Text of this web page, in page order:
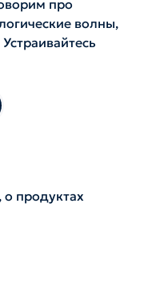
про
волны,
продуктах